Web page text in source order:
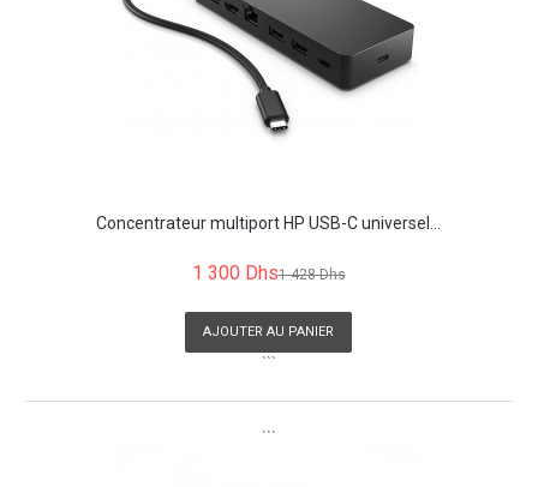
Concentrateur multiport HP USB-C universel...
1 300 Dhs1 428 Dhs
AJOUTER AU PANIER
```
```